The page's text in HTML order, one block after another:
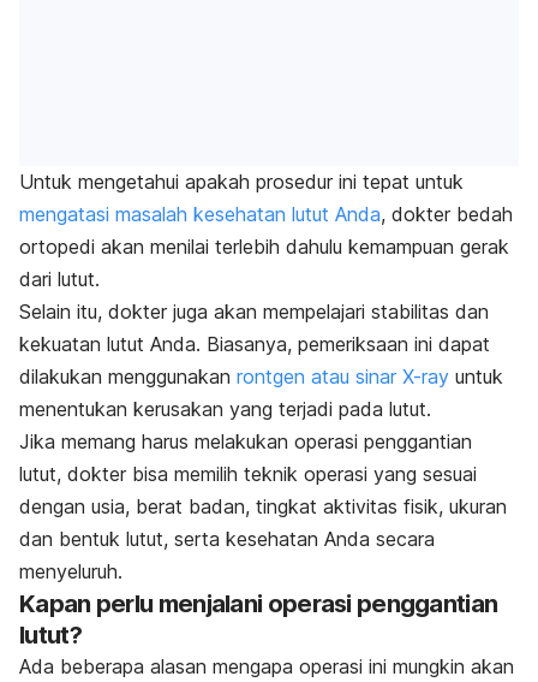
Untuk mengetahui apakah prosedur ini tepat untuk
mengatasi masalah kesehatan lutut Anda, dokter bedah
ortopedi akan menilai terlebih dahulu kemampuan gerak
dari lutut.
Selain itu, dokter juga akan mempelajari stabilitas dan
kekuatan lutut Anda. Biasanya, pemeriksaan ini dapat
dilakukan menggunakan rontgen atau sinar X-ray untuk
menentukan kerusakan yang terjadi pada lutut.
Jika memang harus melakukan operasi penggantian
lutut, dokter bisa memilih teknik operasi yang sesuai
dengan usia, berat badan, tingkat aktivitas fisik, ukuran
dan bentuk lutut, serta kesehatan Anda secara
menyeluruh.
Kapan perlu menjalani operasi penggantian
lutut?
Ada beberapa alasan mengapa operasi ini mungkin akan